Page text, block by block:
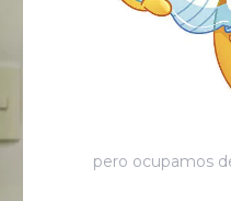
pero ocupamos